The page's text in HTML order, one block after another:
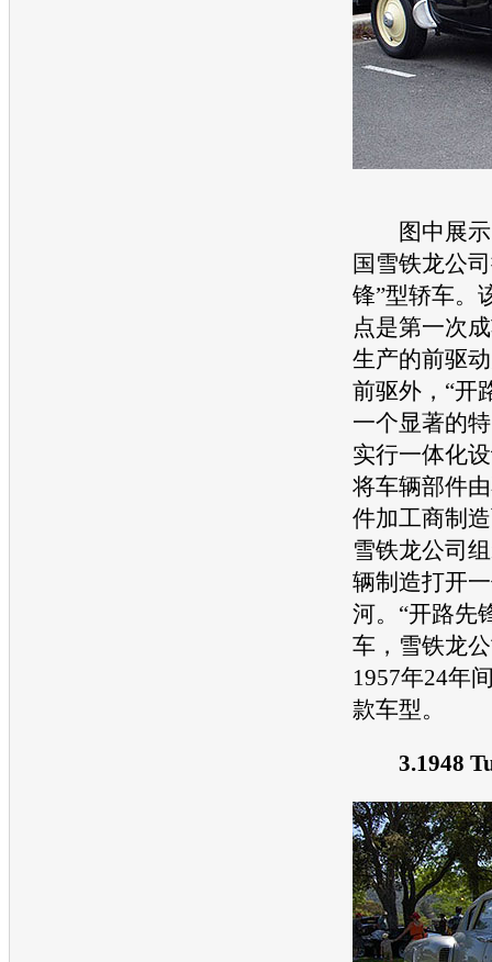
图中展示
国 雪铁龙公
锋”型轿车。
点是第一次
生产的前驱
前驱外，“开
一个显著的
实行一体化
将车辆部件
件加工商制
雪铁龙公司
辆制造打开
河。“开路先
车， 雪铁龙
1957年24年
款车型。
3.1948